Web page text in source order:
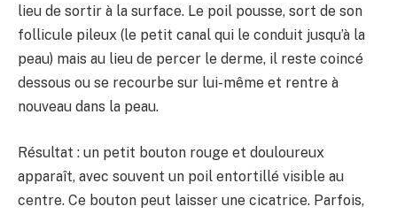
lieu de sortir à la surface. Le poil pousse, sort de son
follicule pileux (le petit canal qui le conduit jusqu’à la
peau) mais au lieu de percer le derme, il reste coincé
dessous ou se recourbe sur lui-même et rentre à
nouveau dans la peau.
Résultat : un petit bouton rouge et douloureux
apparaît, avec souvent un poil entortillé visible au
centre. Ce bouton peut laisser une cicatrice. Parfois,